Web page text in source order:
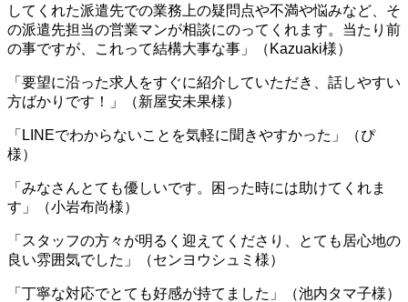
してくれた派遣先での業務上の疑問点や不満や悩みなど、そ
の派遣先担当の営業マンが相談にのってくれます。当たり前
の事ですが、これって結構大事な事」（Kazuaki様）
「要望に沿った求人をすぐに紹介していただき、話しやすい
方ばかりです！」（新屋安未果様）
「LINEでわからないことを気軽に聞きやすかった」（ぴ
様）
「みなさんとても優しいです。困った時には助けてくれま
す」（小岩布尚様）
「スタッフの方々が明るく迎えてくださり、とても居心地の
良い雰囲気でした」（センヨウシュミ様）
「丁寧な対応でとても好感が持てました」（池内タマ子様）